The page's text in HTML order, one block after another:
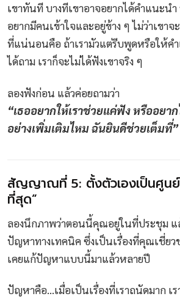
เขาทันที บางทีเขาอาจอยากได้คำแนะน
อยากมีคนเข้าใจและอยู่ข้าง ๆ ไม่ว่าเขาจ
ที่แน่นอนคือ ถ้าเรามัวแต่รีบพูดหรือให้ค
ได้ถาม เราก็จะไม่ได้ฟังเขาจริง ๆ
ลองฟังก่อน แล้วค่อยถามว่า
“เธออยากให้เราช่วยแค่ฟัง หรืออยา
อย่างเพิ่มเติมไหม ฉันยินดีช่วยเต็มที่”
สัญญาณที่ 5: ตั้งตัวเองเป็นศูน
ที่สุด”
ลองนึกภาพว่าตอนนี้คุณอยู่ในที่ประชุม แ
ปัญหาทางเทคนิค ซึ่งเป็นเรื่องที่คุณเชี่ย
เคยแก้ปัญหาแบบนี้มาแล้วหลายปี
ปัญหาคือ...เมื่อเป็นเรื่องที่เราถนัดมาก เร